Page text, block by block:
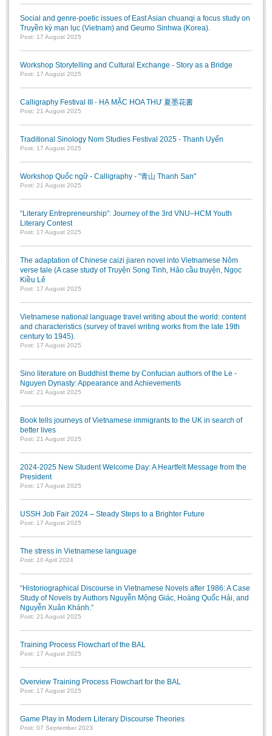
Social and genre-poetic issues of East Asian chuanqi a focus study on
Truyền kỳ mạn lục (Vietnam) and Geumo Sinhwa (Korea).
Post: 17 August 2025
Workshop Storytelling and Cultural Exchange - Story as a Bridge
Post: 17 August 2025
Calligraphy Festival III - HẠ MẶC HOA THƯ 夏墨花書
Post: 21 August 2025
Traditional Sinology Nom Studies Festival 2025 - Thanh Uyển
Post: 17 August 2025
Workshop Quốc ngữ - Calligraphy - "青山 Thanh San"
Post: 21 August 2025
“Literary Entrepreneurship”: Journey of the 3rd VNU–HCM Youth
Literary Contest
Post: 17 August 2025
The adaptation of Chinese caizi jiaren novel into Vietnamese Nôm
verse tale (A case study of Truyện Song Tinh, Hảo cầu truyện, Ngọc
Kiều Lê
Post: 17 August 2025
Vietnamese national language travel writing about the world: content
and characteristics (survey of travel writing works from the late 19th
century to 1945).
Post: 17 August 2025
Sino literature on Buddhist theme by Confucian authors of the Le -
Nguyen Dynasty: Appearance and Achievements
Post: 21 August 2025
Book tells journeys of Vietnamese immigrants to the UK in search of
better lives
Post: 21 August 2025
2024-2025 New Student Welcome Day: A Heartfelt Message from the
President
Post: 17 August 2025
USSH Job Fair 2024 – Steady Steps to a Brighter Future
Post: 17 August 2025
The stress in Vietnamese language
Post: 10 April 2024
“Historiographical Discourse in Vietnamese Novels after 1986: A Case
Study of Novels by Authors Nguyễn Mộng Giác, Hoàng Quốc Hải, and
Nguyễn Xuân Khánh.”
Post: 21 August 2025
Training Process Flowchart of the BAL
Post: 17 August 2025
Overview Training Process Flowchart for the BAL
Post: 17 August 2025
Game Play in Modern Literary Discourse Theories
Post: 07 September 2023